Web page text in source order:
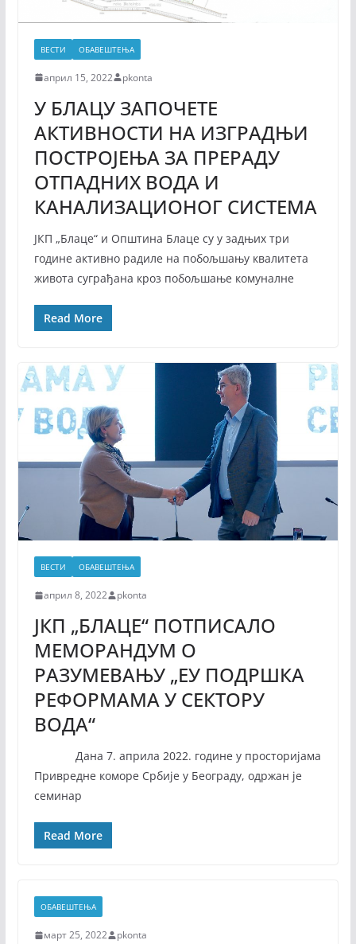
ВЕСТИ ОБАВЕШТЕЊА
април 15, 2022 pkonta
У БЛАЦУ ЗАПОЧЕТЕ
АКТИВНОСТИ НА ИЗГРАДЊИ
ПОСТРОЈЕЊА ЗА ПРЕРАДУ
ОТПАДНИХ ВОДА И
КАНАЛИЗАЦИОНОГ СИСТЕМА
ЈКП „Блаце“ и Општина Блаце су у задњих три
године активно радиле на побољшању квалитета
живота суграђана кроз побољшање комуналне
Read More
ВЕСТИ ОБАВЕШТЕЊА
април 8, 2022 pkonta
ЈКП „БЛАЦЕ“ ПОТПИСАЛО
МЕМОРАНДУМ О
РАЗУМЕВАЊУ „ЕУ ПОДРШКА
РЕФОРМАМА У СЕКТОРУ
ВОДА“
Дана 7. априла 2022. године у просторијама
Привредне коморе Србије у Београду, одржан је
семинар
Read More
ОБАВЕШТЕЊА
март 25, 2022 pkonta